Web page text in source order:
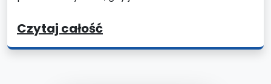
Czytaj całość